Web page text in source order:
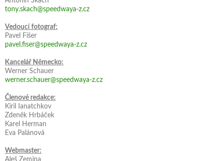
tony.skach@speedwaya-z.cz
Vedoucí fotograf:
Pavel Fišer
pavel.fiser@speedwaya-z.cz
Kancelář Německo:
Werner Schauer
werner.schauer@speedwaya-z.cz
Členové redakce:
Kiril Ianatchkov
Zdeněk Hrbáček
Karel Herman
Eva Palánová
Webmaster:
Aleš Zemina